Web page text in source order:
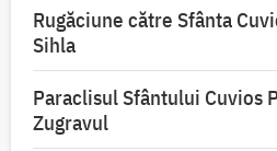
Rugăciune către Sfânta
Sihla
Paraclisul Sfântului Cuvios
Zugravul